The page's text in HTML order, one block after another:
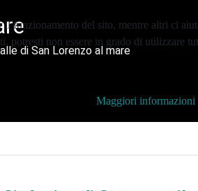
di San Lorenzo al mare
funzionamento del sito, mentre altri ci
potresti non essere in grado di utilizzare
Maggiori informazioni